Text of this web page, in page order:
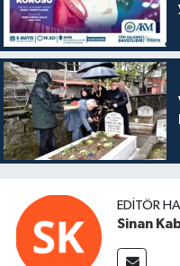
EDITÖR
Sinan